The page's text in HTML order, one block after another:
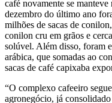
café novamente se
dezembro do último ano
milhões de sacas de
conilon cru em grãos e
solúvel. Além disso, foram
arábica, que somadas ao
sacas de café capixaba
“O complexo cafeeiro
agronegócio, já